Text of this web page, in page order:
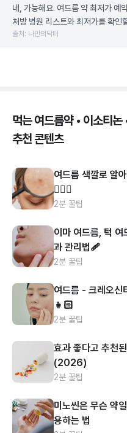
네, 가능해요. 여드름 약 최저가 예
처방 병원 리스트와 최저가를 확인
출처: 나만의닥터
먹는 여드름약 • 이소티
추천 콘텐츠
여드름 색깔로 알
👩🏻‍⚕️
2분 꿀팁
이마 여드름, 턱 여
과 관리법🩹
2분 꿀팁
여드름 - 크레오신
👧🏻
2분 꿀팁
효과 좋다고 추천
(2026)
2분 꿀팁
미노씬은 무슨 약
용하는 법